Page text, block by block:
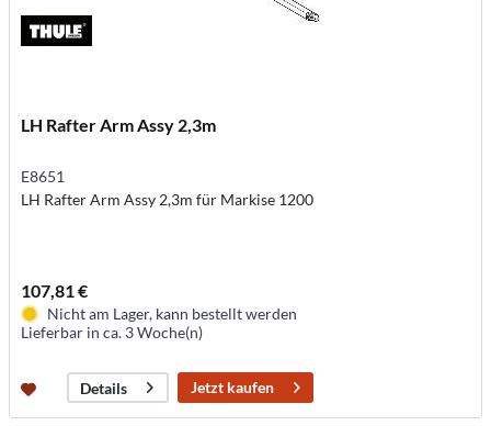
LH Rafter Arm Assy 2,3m
E8651
LH Rafter Arm Assy 2,3m für Markise 1200
107,81 €
Nicht am Lager, kann bestellt werden
Lieferbar in ca. 3 Woche(n)
Details Jetzt kaufen